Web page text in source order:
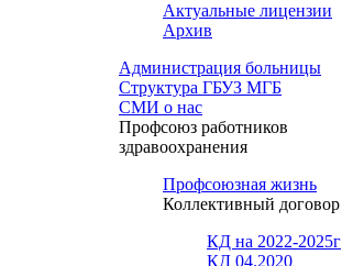
Актуальные лицензии
Архив
Администрация больницы
Структура ГБУЗ МГБ
СМИ о нас
Профсоюз работников
здравоохранения
Профсоюзная жизнь
Коллективный договор
КД на 2022-2025г
КД 04.2020